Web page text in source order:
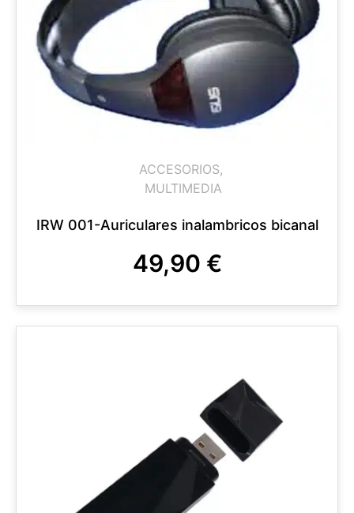
ACCESORIOS,
MULTIMEDIA
IRW 001-Auriculares inalambricos bicanal
49,90 €